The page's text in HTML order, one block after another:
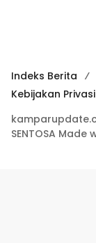
Indeks Berita
Kebijakan Privasi
SENTOSA Made